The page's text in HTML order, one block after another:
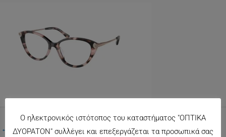
← Προηγούμενο Πολυμέσα
Ο ηλεκτρονικός ιστότοπος του καταστήματος "ΟΠΤΙΚΑ
ΔΥΟΡΑΤΟΝ" συλλέγει και επεξεργάζεται τα προσωπικά σας